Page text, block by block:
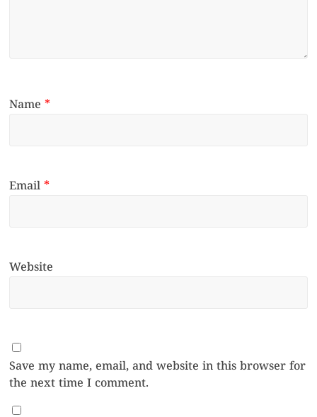
Name*
Email*
Website
Save my name, email, and website in this browser for
the next time I comment.